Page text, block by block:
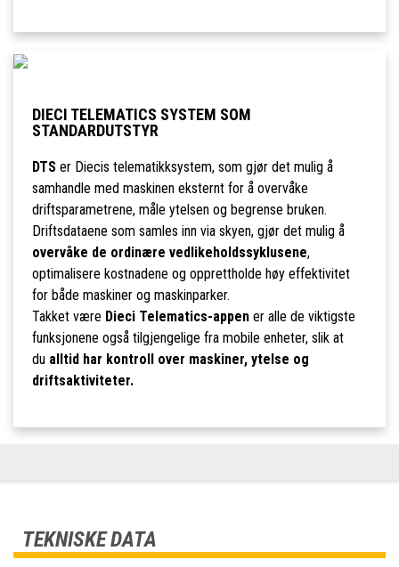
DIECI TELEMATICS SYSTEM SOM
STANDARDUTSTYR
DTSer Diecis telematikksystem, som gjør det mulig å
samhandle med maskinen eksternt for å overvåke
driftsparametrene, måle ytelsen og begrense bruken.
Driftsdataene som samles inn via skyen, gjør det mulig å
overvåke de ordinære vedlikeholdssyklusene,
optimalisere kostnadene og opprettholde høy effektivitet
for både maskiner og maskinparker.
Takket være Dieci Telematics-appener alle de viktigste
funksjonene også tilgjengelige fra mobile enheter, slik at
du alltid har kontroll over maskiner, ytelse og
driftsaktiviteter.
TEKNISKE DATA